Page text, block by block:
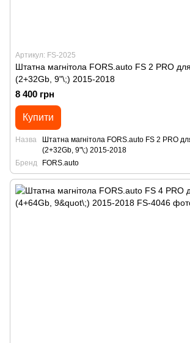
Артикул: FS-2025
Штатна магнітола FORS.auto FS 2 PRO
(2+32Gb, 9"\;) 2015-2018
8 400 грн
Купити
Назва
Штатна магнітола FORS.auto FS 2 PRO
(2+32Gb, 9"\;) 2015-2018
Бренд
FORS.auto